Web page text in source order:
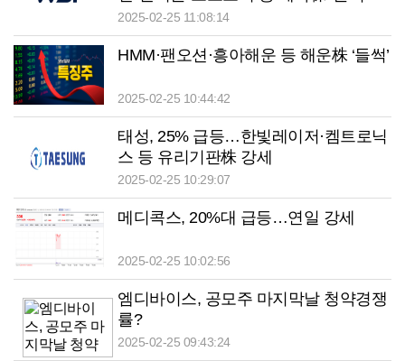
2025-02-25 11:08:14
HMM·팬오션·흥아해운 등 해운株 ‘들썩’
2025-02-25 10:44:42
태성, 25% 급등…한빛레이저·켐트로닉
스 등 유리기판株 강세
2025-02-25 10:29:07
메디콕스, 20%대 급등…연일 강세
2025-02-25 10:02:56
엠디바이스, 공모주 마지막날 청약경쟁
률?
2025-02-25 09:43:24